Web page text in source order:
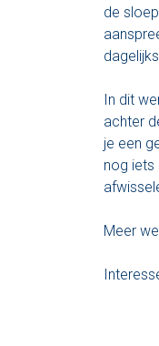
de
In dit
achter
je een
nog iets
Meer